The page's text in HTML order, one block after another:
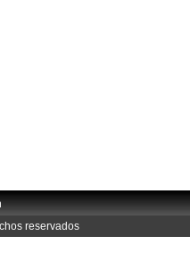
reservados